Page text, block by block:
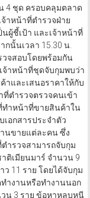
4 ชุด ครอบคลุมตลาด
าหน้าที่ตำรวจฝ่าย
ผู้ชี้เป้า และเจ้าหน้าที่
กนั้นเวลา 15.30 น.
จสอบโดยพร้อมกัน
จ้าหน้าที่ชุดจับกุมพบว่า
และเสนอราคาให้กับ
ที่ตำรวจตรวจคนเข้า
ทำหน้าที่ขายสินค้าใน
อกสารประจำตัว
นขายแต่ละคน ซึ่ง
ำรวจสามารถจับกุม
ติเมียนมาร์ จำนวน 9
11 ราย โดยได้จับกุม
ำงานหรือทำงานนอก
น 3 ราย ข้อหาหลบหนี